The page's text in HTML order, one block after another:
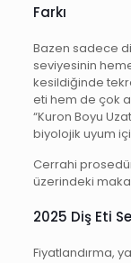
Farkı
Bazen sadece
seviyesinin
kesildiğinde
eti hem de çok
“Kuron Boyu
biyolojik uyum
Cerrahi
üzerindeki
2025 Diş Eti
Fiyatlandırma,